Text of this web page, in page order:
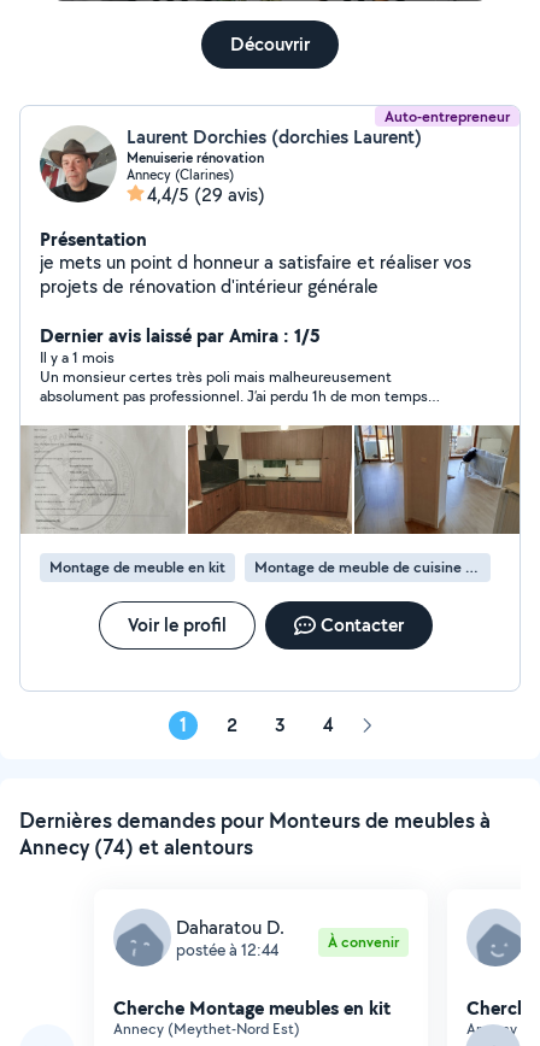
Découvrir
Auto-entrepreneur
Laurent Dorchies (dorchies Laurent)
Menuiserie rénovation
Annecy (Clarines)
4,4/5 (29 avis)
Présentation
je mets un point d honneur a satisfaire et réaliser vos
projets de rénovation d'intérieur générale
Dernier avis laissé par Amira : 1/5
Il y a 1 mois
Un monsieur certes très poli mais malheureusement
absolument pas professionnel. J’ai perdu 1h de mon temps
propositions et s’est engagé sur un devis sur une durée de
quelques jours. J’attend toujours le devis ! Le plus fort c’est que
j’ai posté une autre annonce pour de la serrurerie et il y a aussi
répondu ne se souvenant pas de qui je suis. Bref très mauvaise
expérience
Montage de meuble en kit Montage de meuble de cuisine en kit
Voir le profil Contacter
1 2 3 4 Page
Dernières demandes pour Monteurs de meubles à
Annecy (74) et alentours
Daharatou D.
postée à 12:44 À convenir
Cherche Montage meubles en kit
Annecy (Meythet-Nord Est)
Annecy